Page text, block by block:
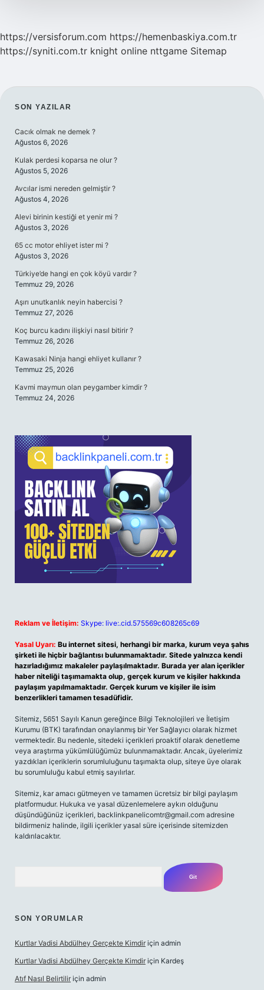
https://versisforum.com https://hemenbaskiya.com.tr
https://syniti.com.tr knight online nttgame Sitemap
SIDEBAR
SON YAZILAR
Cacık olmak ne demek ?
Ağustos 6, 2026
Kulak perdesi koparsa ne olur ?
Ağustos 5, 2026
Avcılar ismi nereden gelmiştir ?
Ağustos 4, 2026
Alevi birinin kestiği et yenir mi ?
Ağustos 3, 2026
65 cc motor ehliyet ister mi ?
Ağustos 3, 2026
Türkiye’de hangi en çok köyü vardır ?
Temmuz 29, 2026
Aşırı unutkanlık neyin habercisi ?
Temmuz 27, 2026
Koç burcu kadını ilişkiyi nasıl bitirir ?
Temmuz 26, 2026
Kawasaki Ninja hangi ehliyet kullanır ?
Temmuz 25, 2026
Kavmi maymun olan peygamber kimdir ?
Temmuz 24, 2026
Reklam ve İletişim: Skype: live:.cid.575569c608265c69
Yasal Uyarı: Bu internet sitesi, herhangi bir marka, kurum veya şahıs
şirketi ile hiçbir bağlantısı bulunmamaktadır. Sitede yalnızca kendi
hazırladığımız makaleler paylaşılmaktadır. Burada yer alan içerikler
haber niteliği taşımamakta olup, gerçek kurum ve kişiler hakkında
paylaşım yapılmamaktadır. Gerçek kurum ve kişiler ile isim
benzerlikleri tamamen tesadüfidir.
Sitemiz, 5651 Sayılı Kanun gereğince Bilgi Teknolojileri ve İletişim
Kurumu (BTK) tarafından onaylanmış bir Yer Sağlayıcı olarak hizmet
vermektedir. Bu nedenle, sitedeki içerikleri proaktif olarak denetleme
veya araştırma yükümlülüğümüz bulunmamaktadır. Ancak, üyelerimiz
yazdıkları içeriklerin sorumluluğunu taşımakta olup, siteye üye olarak
bu sorumluluğu kabul etmiş sayılırlar.
Sitemiz, kar amacı gütmeyen ve tamamen ücretsiz bir bilgi paylaşım
platformudur. Hukuka ve yasal düzenlemelere aykırı olduğunu
düşündüğünüz içerikleri, backlinkpanelicomtr@gmail.com adresine
bildirmeniz halinde, ilgili içerikler yasal süre içerisinde sitemizden
kaldırılacaktır.
SON YORUMLAR
Kurtlar Vadisi Abdülhey Gerçekte Kimdir için admin
Kurtlar Vadisi Abdülhey Gerçekte Kimdir için Kardeş
Atıf Nasıl Belirtilir için admin